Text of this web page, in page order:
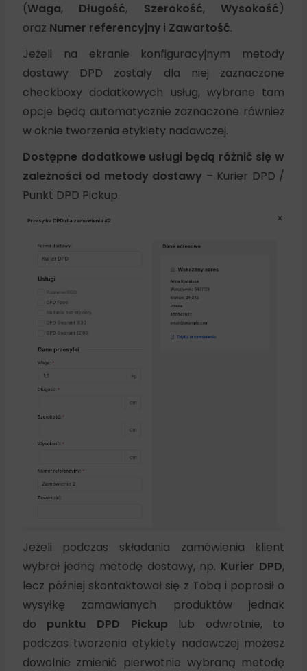
(Waga, Długość, Szerokość, Wysokość)
oraz Numer referencyjny i Zawartość.
Jeżeli na ekranie konfiguracyjnym metody
dostawy DPD zostały dla niej zaznaczone
checkboxy dodatkowych usług, wybrane tam
opcje będą automatycznie zaznaczone również
w oknie tworzenia etykiety nadawczej.
Dostępne dodatkowe usługi będą różnić się w
zależności od metody dostawy – Kurier DPD /
Punkt DPD Pickup.
Jeżeli podczas składania zamówienia klient
wybrał jedną metodę dostawy, np. Kurier DPD,
lecz później skontaktował się z Tobą i poprosił o
wysyłkę zamawianych produktów jednak
do punktu DPD Pickup lub odwrotnie, to
podczas tworzenia etykiety nadawczej możesz
dowolnie zmienić pierwotnie wybraną metodę